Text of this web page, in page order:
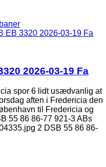
EB 3320 2026-03-19 Fa
2026-03-19 Fa
spor 6 lidt usædvanlig at
aften i Fredericia den
til Fredericia og
55 86 86-77 921-3 ABs
2 DSB 55 86 86-